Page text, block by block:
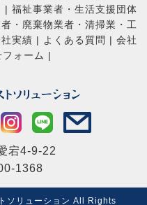
| 福祉事業者・生活支援団体
・廃棄物業者・清掃業・工
実績 | よくある質問 | 会社
フォーム |
宕4-9-22
1368
ソリューション All Rights